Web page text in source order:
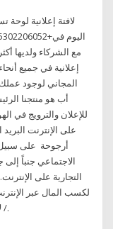
لافتة إعلانية
إعلانية في جميع
المجاني لوجود
أب هو منتجنا
على الإنترنت
أرجوحة على
الاجتماعي جنباً
/ لافتة إعلانية مع هذه الشبكات الإعلانية عالية الدفع.